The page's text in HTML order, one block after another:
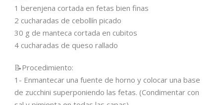
1 berenjena cortada en fetas bien finas
2 cucharadas de cebollín picado
30 g de manteca cortada en cubitos
4 cucharadas de queso rallado
📝Procedimiento:
1- Enmantecar una fuente de horno y colocar una base
de zucchini superponiendo las fetas. (Condimentar con